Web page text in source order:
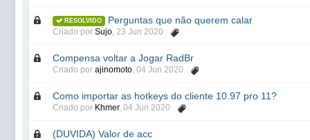
RESOLVIDO Perguntas que não querem calar
Criado por Sujo, 23 Jun 2020
Compensa voltar a Jogar RadBr
Criado por ajinomoto, 04 Jun 2020
Como importar as hotkeys do cliente 10.97 pro 11?
Criado por Khmer, 04 Jun 2020
(DUVIDA) Valor de acc